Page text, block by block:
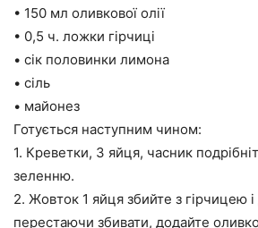
• 150 мл оливкової олії
• 0,5 ч. ложки гірчиці
• сік половинки лимона
• сіль
• майонез
Готується наступним чином:
1. Креветки, 3 яйця, часник
зеленню.
2. Жовток 1 яйця збийте з гірчицею
перестаючи збивати, додайте